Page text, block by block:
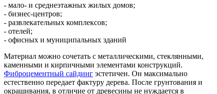
- мало- и среднеэтажных жилых домов;
- бизнес-центров;
- развлекательных комплексов;
- отелей;
- офисных и муниципальных зданий
Материал можно сочетать с металлическими, стеклянными,
каменными и кирпичными элементами конструкций.
Фиброцементный сайдинг эстетичен. Он максимально
естественно передает фактуру дерева. После грунтования и
окрашивания, в отличие от древесины не нуждается в